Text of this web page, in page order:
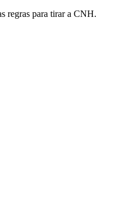
regras para tirar a CNH.